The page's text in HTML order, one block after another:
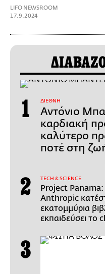
LIFO NEWSROOM
17.9.2024
ΔΙΕΘΝΗ
Αντόνιο
καρδιακή
καλύτερο
ποτέ στη
ΤECH & SCIENCE
Project
Anthropic
εκατομμύρια
εκπαιδεύσει το